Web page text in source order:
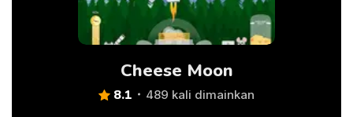
Cheese Moon
8.1 489 kali dimainkan